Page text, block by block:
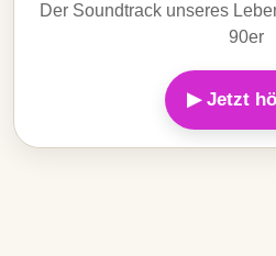
Der Soundtrack unseres
90er
▶ Jetzt